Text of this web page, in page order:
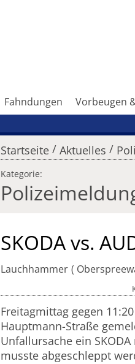
Fahndungen Vorbeugen
Startseite / Aktuelles /
Kategorie:
SKODA vs.
Lauchhammer
Freitagmittag gegen
Hauptmann-Straße
Unfallursache ein
musste abgeschleppt